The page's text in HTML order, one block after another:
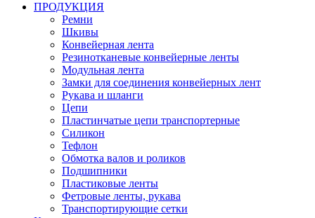
ПРОДУКЦИЯ
Ремни
Шкивы
Конвейерная лента
Резинотканевые конвейерные ленты
Модульная лента
Замки для соединения конвейерных лент
Рукава и шланги
Цепи
Пластинчатые цепи транспортерные
Силикон
Тефлон
Обмотка валов и роликов
Подшипники
Пластиковые ленты
Фетровые ленты, рукава
Транспортирующие сетки